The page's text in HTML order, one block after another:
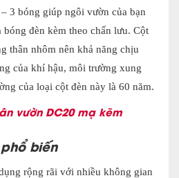
3 bóng giúp ngôi vườn của bạn
bóng đèn kèm theo chấn lưu. Cột
thân nhôm nên khả năng chịu
của khí hậu, môi trường xung
của loại cột đèn này là 60 năm.
vườn DC20 mạ kẽm
biến
rộng rãi với nhiều không gian